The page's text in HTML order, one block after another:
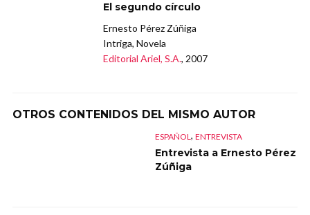
El segundo círculo
Ernesto Pérez Zúñiga
Intriga, Novela
Editorial Ariel, S.A., 2007
OTROS CONTENIDOS DEL MISMO AUTOR
ESPAÑOL , ENTREVISTA
Entrevista a Ernesto Pérez
Zúñiga